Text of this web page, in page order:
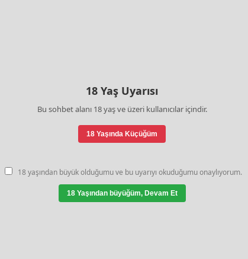
18 Yaş Uyarısı
Bu sohbet alanı 18 yaş ve üzeri kullanıcılar içindir.
18 Yaşında Küçüğüm
18 yaşından büyük olduğumu ve bu uyarıyı okuduğumu onaylıyorum.
18 Yaşından büyüğüm, Devam Et
girmesi kesinlikle yasaktır.